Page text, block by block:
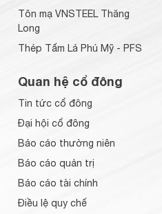
Tôn mạ VNSTEEL Thăng
Long
Thép Tấm Lá Phú Mỹ - PFS
Quan hệ cổ đông
Tin tức cổ đông
Đại hội cổ đông
Báo cáo thường niên
Báo cáo quản trị
Báo cáo tài chính
Điều lệ quy chế